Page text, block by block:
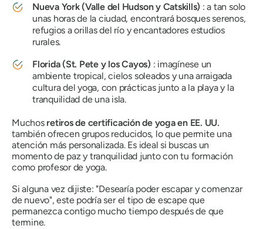
Nueva York (Valle del Hudson y Catskills) : a tan solo
unas horas de la ciudad, encontrará bosques serenos,
refugios a orillas del río y encantadores estudios
rurales.
Florida (St. Pete y los Cayos) : imagínese un
ambiente tropical, cielos soleados y una arraigada
cultura del yoga, con prácticas junto a la playa y la
tranquilidad de una isla.
Muchos retiros de certificación de yoga en EE. UU.
también ofrecen grupos reducidos, lo que permite una
atención más personalizada. Es ideal si buscas un
momento de paz y tranquilidad junto con tu formación
como profesor de yoga.
Si alguna vez dijiste: "Desearía poder escapar y comenzar
de nuevo", este podría ser el tipo de escape que
permanezca contigo mucho tiempo después de que
termine.